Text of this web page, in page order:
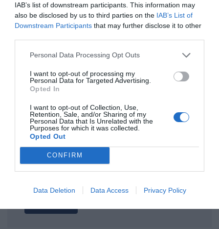
IAB’s list of downstream participants. This information may
also be disclosed by us to third parties on the IAB’s List of
Downstream Participants that may further disclose it to other
Personal Data Processing Opt Outs
I want to opt-out of processing my
Personal Data for Targeted Advertising.
Opted In
I want to opt-out of Collection, Use,
Retention, Sale, and/or Sharing of my
Personal Data that Is Unrelated with the
Purposes for which it was collected.
Opted Out
CONFIRM
Data Deletion Data Access Privacy Policy
ΤΙΤΛΟΣ
ΣΧΟΛΙΟ